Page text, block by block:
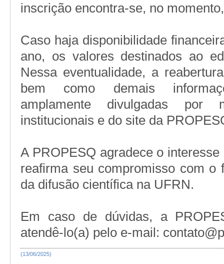
inscrição encontra-se, no
Caso haja disponibilidade
ano, os valores destinados ao
Nessa eventualidade, a
bem como demais
amplamente divulgadas
institucionais e do site da
A PROPESQ agradece o
reafirma seu compromisso com o
da difusão científica na UFRN.
Em caso de dúvidas, a
atendê-lo(a) pelo e-mail:
(13/06/2025)